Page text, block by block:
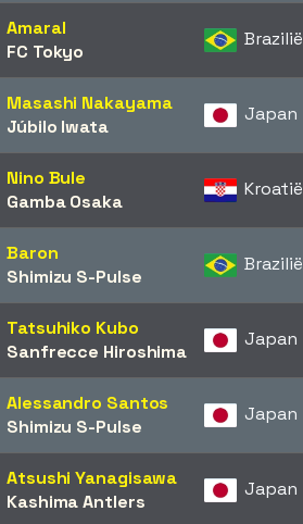
Amaral
FC Tokyo
Brazilië
Masashi Nakayama
Júbilo Iwata
Japan
Nino Bule
Gamba Osaka
Kroatië
Baron
Shimizu S-Pulse
Brazilië
Tatsuhiko Kubo
Sanfrecce Hiroshima
Japan
Alessandro Santos
Shimizu S-Pulse
Japan
Atsushi Yanagisawa
Kashima Antlers
Japan